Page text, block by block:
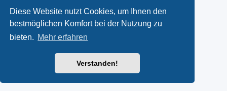
Diese Website nutzt Cookies, um Ihnen den
bestmöglichen Komfort bei der Nutzung zu
bieten. Mehr erfahren
Verstanden!